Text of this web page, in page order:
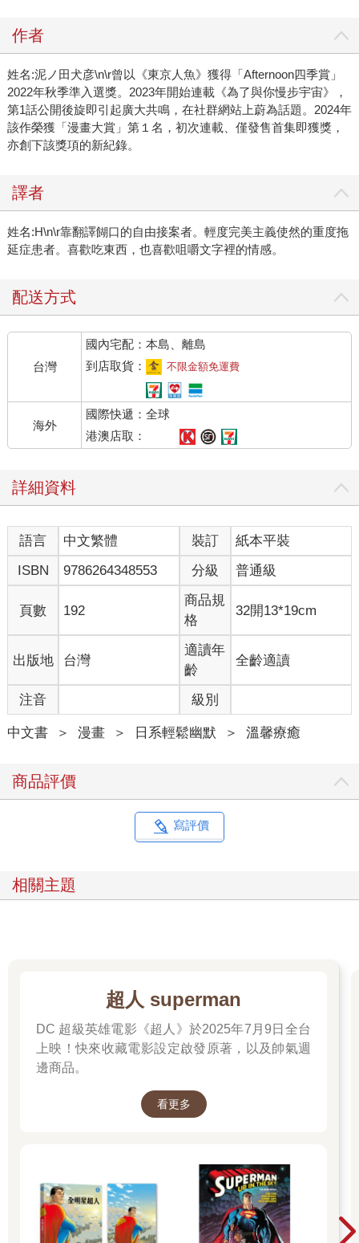
作者
姓名:泥ノ田犬彦\n\r曾以《東京人魚》獲得「Afternoon四季賞」
2022年秋季準入選獎。2023年開始連載《為了與你慢步宇宙》，
第1話公開後旋即引起廣大共鳴，在社群網站上蔚為話題。2024年
該作榮獲「漫畫大賞」第１名，初次連載、僅發售首集即獲獎，
亦創下該獎項的新紀錄。
譯者
姓名:H\n\r靠翻譯餬口的自由接案者。輕度完美主義使然的重度拖
延症患者。喜歡吃東西，也喜歡咀嚼文字裡的情感。
配送方式
台灣
國內宅配：本島、離島
到店取貨：
不限金額免運費
海外
國際快遞：全球
港澳店取：
詳細資料
語言 中文繁體 裝訂
紙本平裝
ISBN
9786264348553 分級 普通級
頁數 192
商品規
格
32開13*19cm
出版地 台灣
適讀年
齡
全齡適讀
注音 級別
中文書 ＞ 漫畫 ＞ 日系輕鬆幽默 ＞ 溫馨療癒
商品評價
寫評價
相關主題
超人 superman
DC 超級英雄電影《超人》於2025年7月9日全台
上映！快來收藏電影設定啟發原著，以及帥氣週
邊商品。
看更多